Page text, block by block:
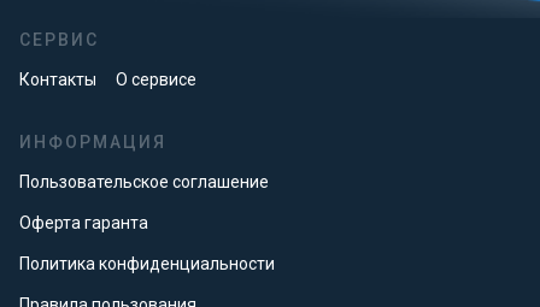
СЕРВИС
Контакты О сервисе
ИНФОРМАЦИЯ
Пользовательское соглашение
Оферта гаранта
Политика конфиденциальности